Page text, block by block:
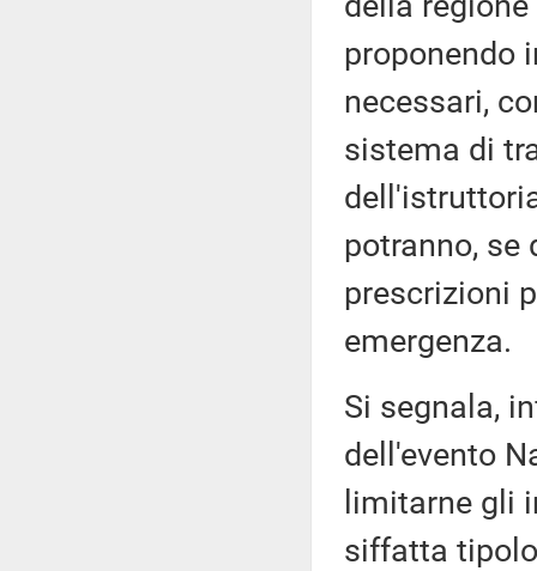
proponendo
necessari,
sistema di
potranno, se
prescrizioni
emergenza.
Si segnala,
dell'evento
limitarne gli
siffatta